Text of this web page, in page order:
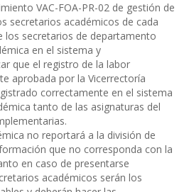
VAC-FOA-PR-02 de gestión de
secretarios académicos de cada
los secretarios de departamento
en el sistema y
que el registro de la labor
aprobada por la Vicerrectoría
correctamente en el sistema
tanto de las asignaturas del
no reportará a la división de
que no corresponda con la
en caso de presentarse
académicos serán los